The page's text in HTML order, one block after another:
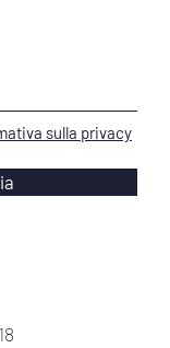
sulla privacy